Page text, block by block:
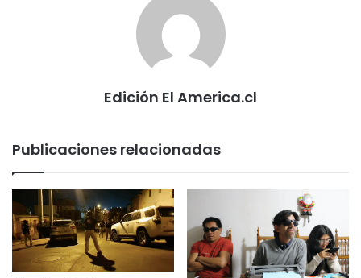
Edición El America.cl
Publicaciones relacionadas